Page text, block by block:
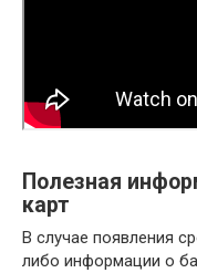
Полезная
карт
В случае появления
либо информации о